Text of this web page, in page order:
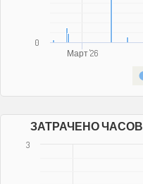
Март '26
0
ЗАТРАЧЕНО
3